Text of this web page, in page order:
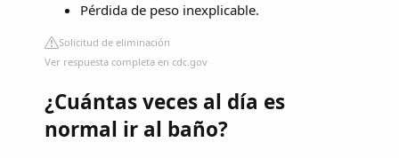
Pérdida de peso inexplicable.
Solicitud de eliminación
Ver respuesta completa en cdc.gov
¿Cuántas veces al día es
normal ir al baño?